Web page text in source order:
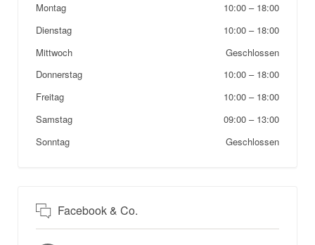
Montag 10:00 – 18:00
Dienstag
10:00 – 18:00
Mittwoch
Geschlossen
Donnerstag
10:00 – 18:00
Freitag
10:00 – 18:00
Samstag
09:00 – 13:00
Sonntag
Geschlossen
Facebook & Co.